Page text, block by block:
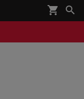
shopping_cart 
